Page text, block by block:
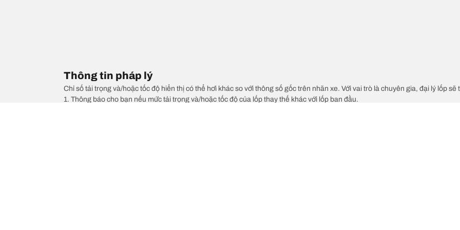
Thông tin pháp lý
Chỉ số tải trọng và/hoặc tốc độ hiển thị có thể hơi khác so với thông số gốc trên nhãn xe. Với vai trò là chuyên gia, đại lý lốp sẽ
1. Thông báo cho bạn nếu mức tải trọng và/hoặc tốc độ của lốp thay thế khác với lốp ban đầu.